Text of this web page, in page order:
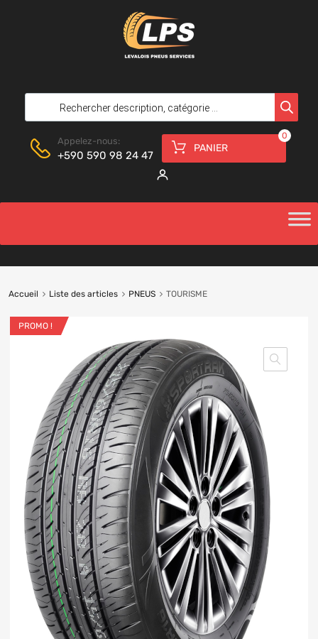
Appelez-nous:
+590 590 98 24 47
PANIER
0
Accueil Liste des articles PNEUS TOURISME
PROMO !